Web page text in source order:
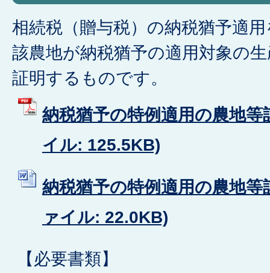
相続税（贈与税）の納税猶予適
該農地が納税猶予の適用対象の
証明するものです。
納税猶予の特例適用の農地
イル: 125.5KB)
納税猶予の特例適用の農地
ァイル: 22.0KB)
【必要書類】